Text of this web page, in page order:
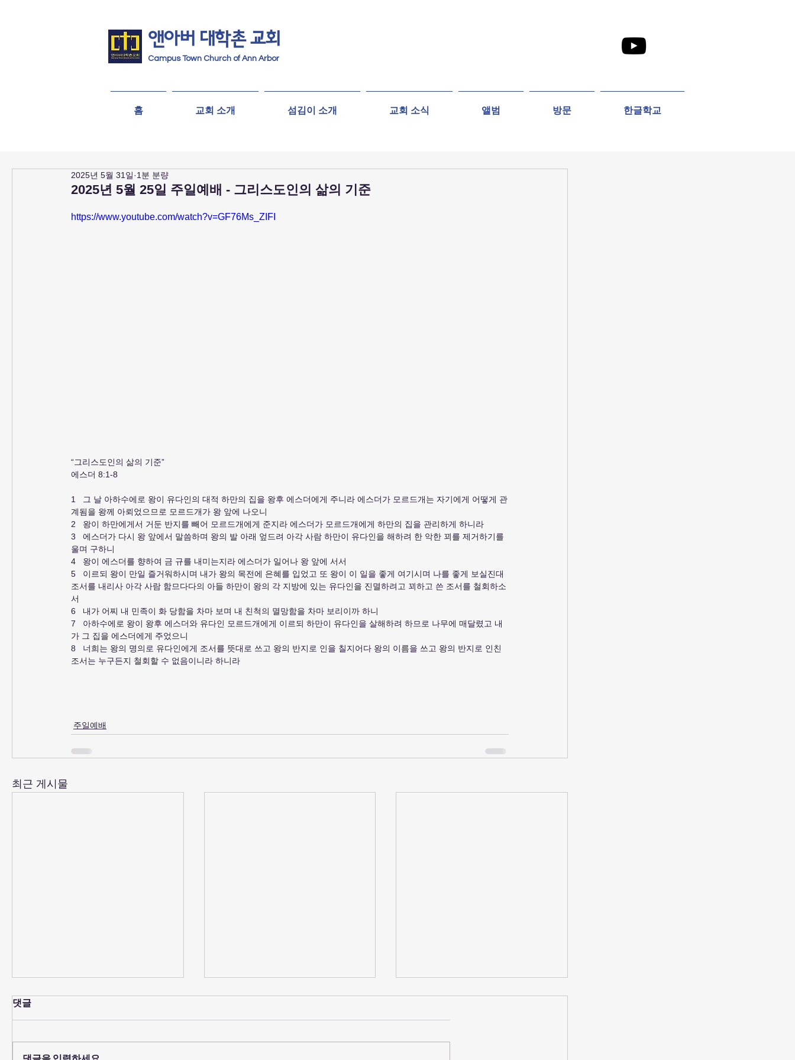
앤아버 ​ 대학촌 교회
Campus Town Church of Ann Arbor
홈 교회 소개 섬김이 소개 교회 소식 앨범 방문 한글학교
2025년 5월 25일 주일예배 - 그리스도인의 삶의 기준
2025년 5월 31일 1분 분량
https://www.youtube.com/watch?v=GF76Ms_ZIFI
“그리스도인의 삶의 기준”
에스더 8:1-8
1   그 날 아하수에로 왕이 유다인의 대적 하만의 집을 왕후 에스더에게 주니라 에스더가 모르드개는 자기에게 어떻게 관
계됨을 왕께 아뢰었으므로 모르드개가 왕 앞에 나오니
2   왕이 하만에게서 거둔 반지를 빼어 모르드개에게 준지라 에스더가 모르드개에게 하만의 집을 관리하게 하니라
3   에스더가 다시 왕 앞에서 말씀하며 왕의 발 아래 엎드려 아각 사람 하만이 유다인을 해하려 한 악한 꾀를 제거하기를
울며 구하니
4   왕이 에스더를 향하여 금 규를 내미는지라 에스더가 일어나 왕 앞에 서서
5   이르되 왕이 만일 즐거워하시며 내가 왕의 목전에 은혜를 입었고 또 왕이 이 일을 좋게 여기시며 나를 좋게 보실진대
조서를 내리사 아각 사람 함므다다의 아들 하만이 왕의 각 지방에 있는 유다인을 진멸하려고 꾀하고 쓴 조서를 철회하소
서
6   내가 어찌 내 민족이 화 당함을 차마 보며 내 친척의 멸망함을 차마 보리이까 하니
7   아하수에로 왕이 왕후 에스더와 유다인 모르드개에게 이르되 하만이 유다인을 살해하려 하므로 나무에 매달렸고 내
가 그 집을 에스더에게 주었으니
8   너희는 왕의 명의로 유다인에게 조서를 뜻대로 쓰고 왕의 반지로 인을 칠지어다 왕의 이름을 쓰고 왕의 반지로 인친
조서는 누구든지 철회할 수 없음이니라 하니라
주일예배
최근 게시물
댓글